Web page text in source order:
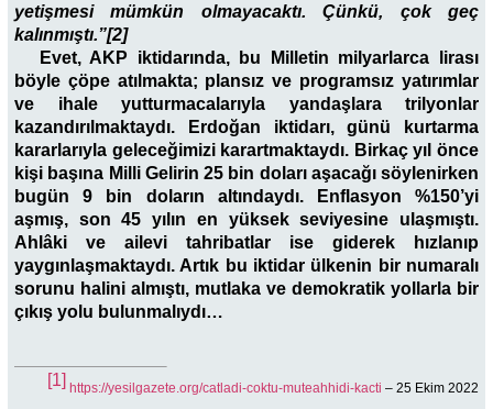
yetişmesi mümkün olmayacaktı. Çünkü, çok geç
kalınmıştı.”[2]
Evet, AKP iktidarında, bu Milletin milyarlarca lirası
böyle çöpe atılmakta; plansız ve programsız yatırımlar
ve ihale yutturmacalarıyla yandaşlara trilyonlar
kazandırılmaktaydı. Erdoğan iktidarı, günü kurtarma
kararlarıyla geleceğimizi karartmaktaydı. Birkaç yıl önce
kişi başına Milli Gelirin 25 bin doları aşacağı söylenirken
bugün 9 bin doların altındaydı. Enflasyon %150’yi
aşmış, son 45 yılın en yüksek seviyesine ulaşmıştı.
Ahlâki ve ailevi tahribatlar ise giderek hızlanıp
yaygınlaşmaktaydı. Artık bu iktidar ülkenin bir numaralı
sorunu halini almıştı, mutlaka ve demokratik yollarla bir
çıkış yolu bulunmalıydı…
[1] https://yesilgazete.org/catladi-coktu-muteahhidi-kacti – 25 Ekim 2022